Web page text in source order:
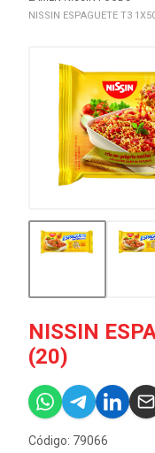
NISSIN ESPAGUETE T3
NISSIN
(20)
Código: 79066